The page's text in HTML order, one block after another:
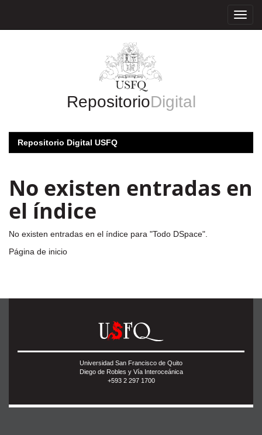
RepositorioDigital
Repositorio Digital USFQ
No existen entradas en
el índice
No existen entradas en el índice para "Todo DSpace".
Página de inicio
Universidad San Francisco de Quito
Diego de Robles y Vía Interoceánica
+593 2 297 1700